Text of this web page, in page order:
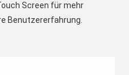
Screen für mehr
Benutzererfahrung.